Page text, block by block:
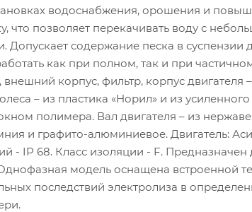
водоснабжения, орошения и
что позволяет перекачивать воду с
Допускает содержание песка в
как при полном, так и при
корпус, фильтр, корпус
– из пластика «Норил» и из
полимера. Вал двигателя – из
и графито-алюминиевое. Двигатель:
- IP 68. Класс изоляции - F.
модель оснащена встроенной
последствий электролиза в